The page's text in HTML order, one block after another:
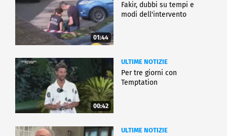
01:44
Fakir, dubbi su tempi e
modi dell'intervento
00:42
ULTIME NOTIZIE
Per tre giorni con
Temptation
ULTIME NOTIZIE